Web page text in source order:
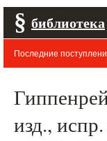
§ библиотека
Последние
изд.,